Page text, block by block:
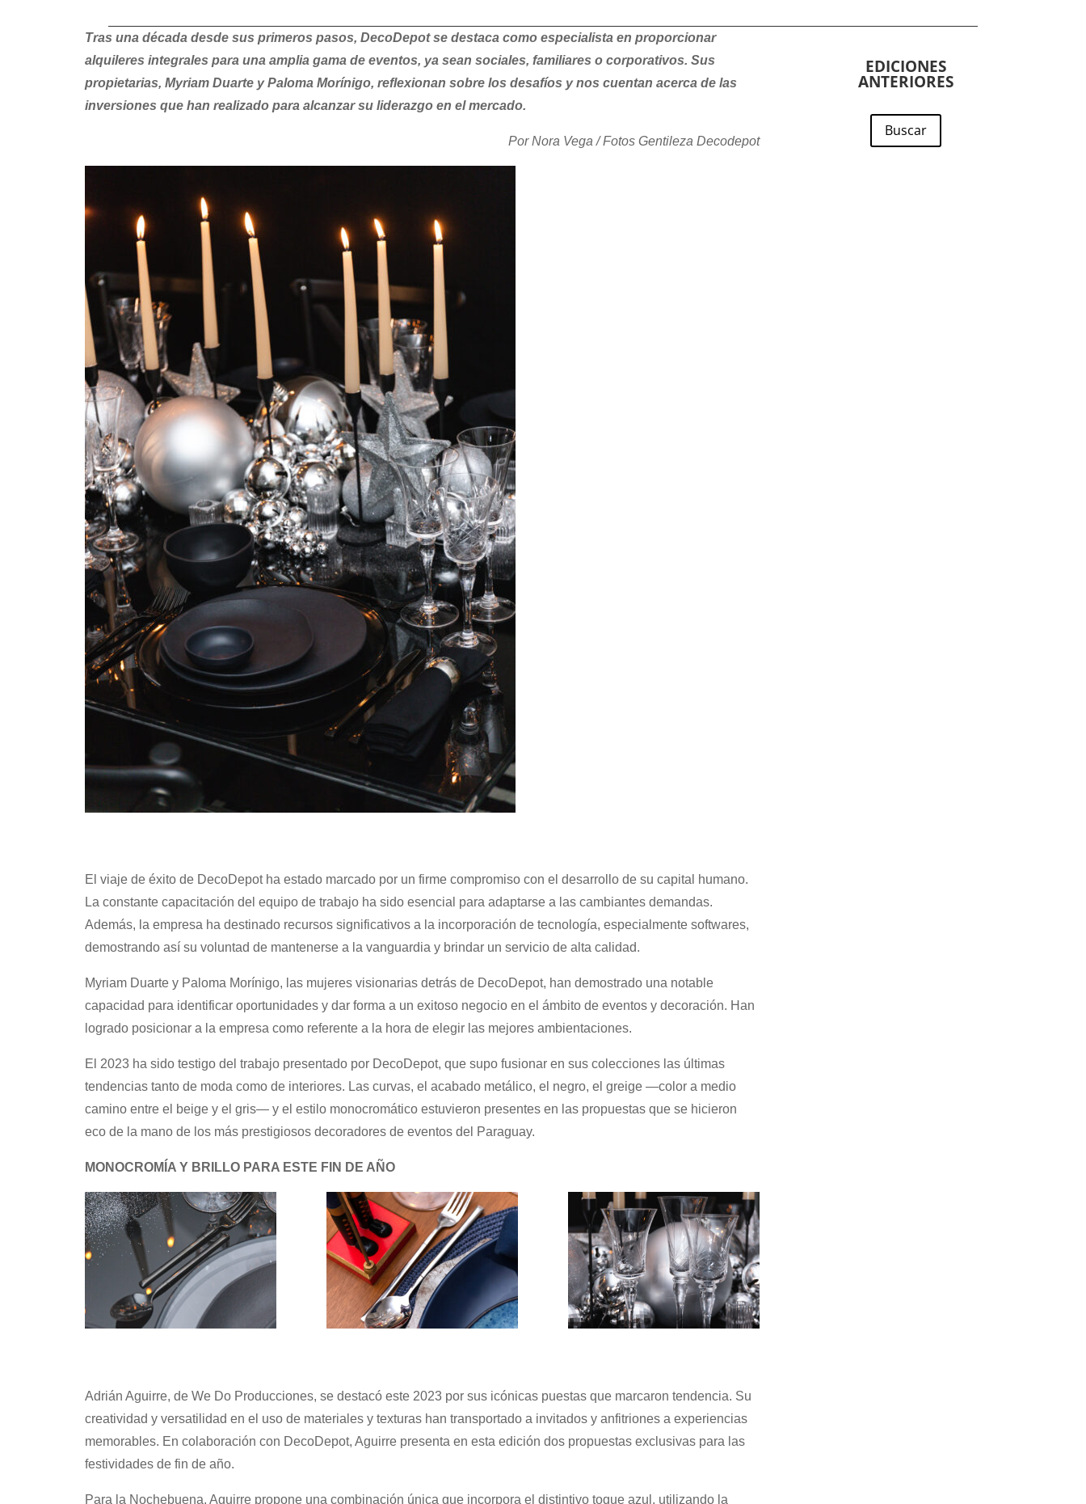
Tras una década desde sus primeros pasos, DecoDepot se destaca como especialista en proporcionar
alquileres integrales para una amplia gama de eventos, ya sean sociales, familiares o corporativos. Sus
propietarias, Myriam Duarte y Paloma Morínigo, reflexionan sobre los desafíos y nos cuentan acerca de las
inversiones que han realizado para alcanzar su liderazgo en el mercado.
Por Nora Vega / Fotos Gentileza Decodepot
El viaje de éxito de DecoDepot ha estado marcado por un firme compromiso con el desarrollo de su capital humano.
La constante capacitación del equipo de trabajo ha sido esencial para adaptarse a las cambiantes demandas.
Además, la empresa ha destinado recursos significativos a la incorporación de tecnología, especialmente softwares,
demostrando así su voluntad de mantenerse a la vanguardia y brindar un servicio de alta calidad.
Myriam Duarte y Paloma Morínigo, las mujeres visionarias detrás de DecoDepot, han demostrado una notable
capacidad para identificar oportunidades y dar forma a un exitoso negocio en el ámbito de eventos y decoración. Han
logrado posicionar a la empresa como referente a la hora de elegir las mejores ambientaciones.
El 2023 ha sido testigo del trabajo presentado por DecoDepot, que supo fusionar en sus colecciones las últimas
tendencias tanto de moda como de interiores. Las curvas, el acabado metálico, el negro, el greige —color a medio
camino entre el beige y el gris— y el estilo monocromático estuvieron presentes en las propuestas que se hicieron
eco de la mano de los más prestigiosos decoradores de eventos del Paraguay.
MONOCROMÍA Y BRILLO PARA ESTE FIN DE AÑO
Adrián Aguirre, de We Do Producciones, se destacó este 2023 por sus icónicas puestas que marcaron tendencia. Su
creatividad y versatilidad en el uso de materiales y texturas han transportado a invitados y anfitriones a experiencias
memorables. En colaboración con DecoDepot, Aguirre presenta en esta edición dos propuestas exclusivas para las
festividades de fin de año.
Para la Nochebuena, Aguirre propone una combinación única que incorpora el distintivo toque azul, utilizando la
EDICIONES
ANTERIORES
Buscar